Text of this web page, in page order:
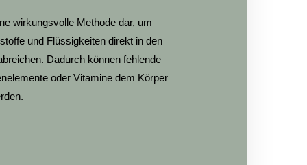
wirkungsvolle Methode dar, um
und Flüssigkeiten direkt in den
Dadurch können fehlende
oder Vitamine dem Körper